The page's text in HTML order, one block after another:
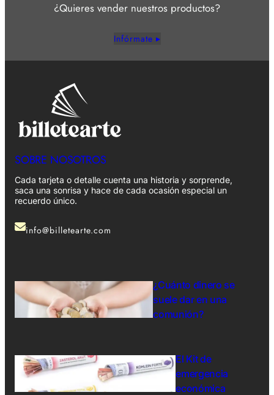
¿Quieres vender nuestros productos?
Infórmate ▸
SOBRE NOSOTROS
Cada tarjeta o detalle cuenta una historia y sorprende,
saca una sonrisa y hace de cada ocasión especial un
recuerdo único.
info@billetearte.com
¿Cuánto dinero se
suele dar en una
comunión?
El Kit de
emergencia
económica